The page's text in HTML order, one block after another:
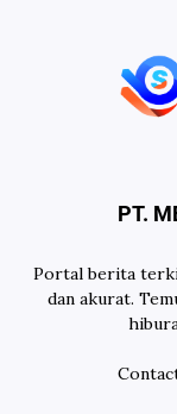
PT.
Portal berita
dan akurat.